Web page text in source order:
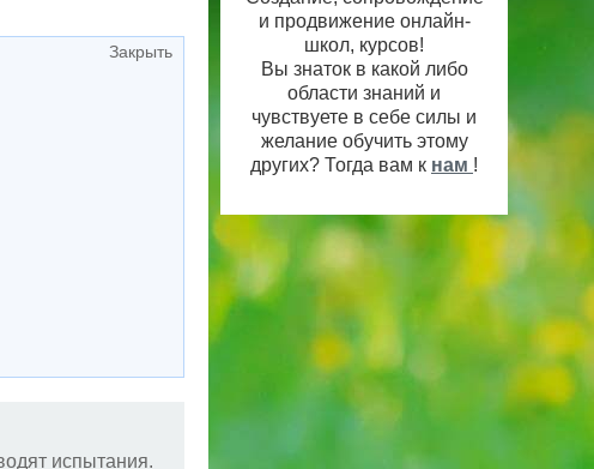
Закрыть
испытания.
и продвижение онлайн-
школ, курсов!
Вы знаток в какой либо
области знаний и
чувствуете в себе силы и
желание обучить этому
других? Тогда вам к нам !